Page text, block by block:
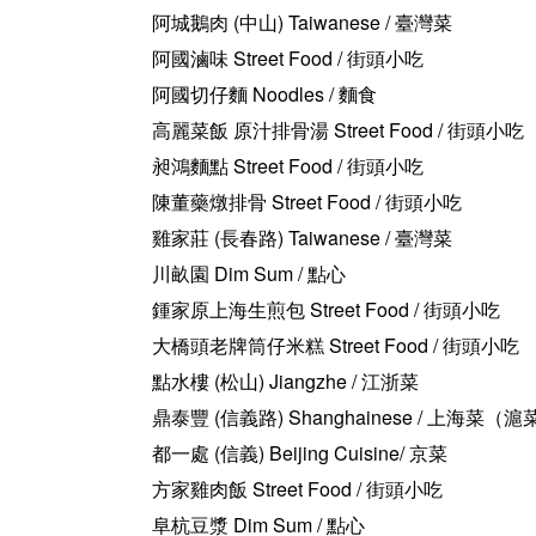
阿城鵝肉 (中山) Taiwanese / 臺灣菜
阿國滷味 Street Food / 街頭小吃
阿國切仔麵 Noodles / 麵食
高麗菜飯 原汁排骨湯 Street Food / 街頭小吃
昶鴻麵點 Street Food / 街頭小吃
陳董藥燉排骨 Street Food / 街頭小吃
雞家莊 (長春路) Taiwanese / 臺灣菜
川畝園 Dim Sum / 點心
鍾家原上海生煎包 Street Food / 街頭小吃
大橋頭老牌筒仔米糕 Street Food / 街頭小吃
點水樓 (松山) Jiangzhe / 江浙菜
鼎泰豐 (信義路) Shanghainese / 上海菜（滬
都一處 (信義) Beijing Cuisine/ 京菜
方家雞肉飯 Street Food / 街頭小吃
阜杭豆漿 Dim Sum / 點心